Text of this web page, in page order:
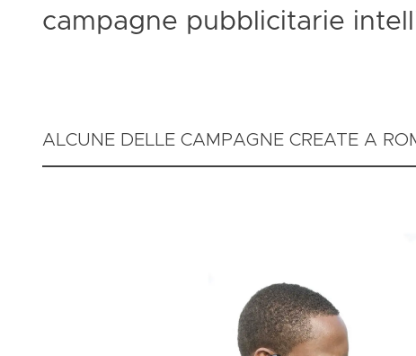
campagne pubblicitarie
ALCUNE DELLE CAMPAGNE CREATE A